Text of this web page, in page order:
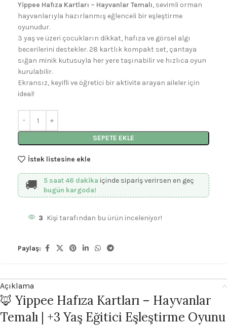
Yippee Hafıza Kartları – Hayvanlar Temalı, sevimli orman
hayvanlarıyla hazırlanmış eğlenceli bir eşleştirme
oyunudur.
3 yaş ve üzeri çocukların dikkat, hafıza ve görsel algı
becerilerini destekler. 28 kartlık kompakt set, çantaya
sığan minik kutusuyla her yere taşınabilir ve hızlıca oyun
kurulabilir.
Ekransız, keyifli ve öğretici bir aktivite arayan aileler için
ideal!
SEPETE EKLE
İstek listesine ekle
🚚 5 saat 46 dakika içinde sipariş verirsen en geç
bugün kargoda!
3 Kişi tarafından bu ürün inceleniyor!
Paylaş:
Açıklama
🦊 Yippee Hafıza Kartları – Hayvanlar
Temalı | +3 Yaş Eğitici Eşleştirme Oyunu